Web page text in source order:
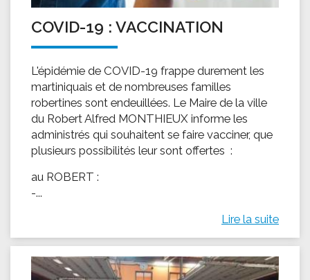
COVID-19 : VACCINATION
L'épidémie de COVID-19 frappe durement les
martiniquais et de nombreuses familles
robertines sont endeuillées. Le Maire de la ville
du Robert Alfred MONTHIEUX informe les
administrés qui souhaitent se faire vacciner, que
plusieurs possibilités leur sont offertes :
au ROBERT :
-...
Lire la suite